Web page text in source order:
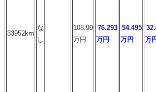
33952km
な
し
108.99
万円
76.293
万円
54.495
万円
万